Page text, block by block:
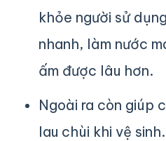
khỏe người sử
nhanh, làm nước
ấm được lâu hơn.
Ngoài ra còn giúp
lau chùi khi vệ sinh.